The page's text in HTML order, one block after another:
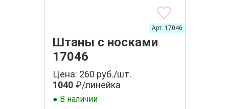
Штаны с носками
17046
Арт. 17046
Цена: 260 руб./шт.
1040₽/линейка
● В наличии